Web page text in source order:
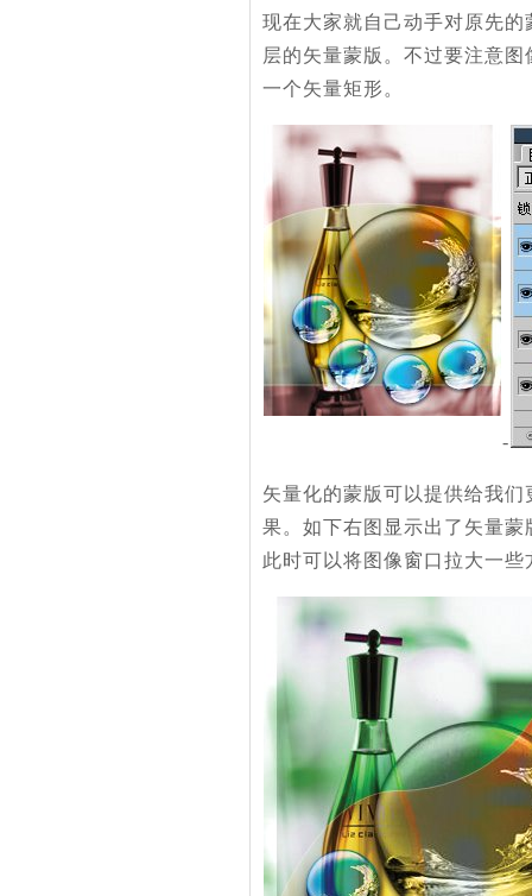
现在大家就自己动手对原先
层的矢量蒙版。不过要注意
一个矢量矩形。
-
矢量化的蒙版可以提供给我
果。如下右图显示出了矢量
此时可以将图像窗口拉大一些